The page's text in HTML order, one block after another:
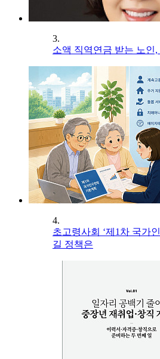
3.
소액 직역연금 받는 노인
4.
초고령사회 ‘제1차 국가
길 정책은